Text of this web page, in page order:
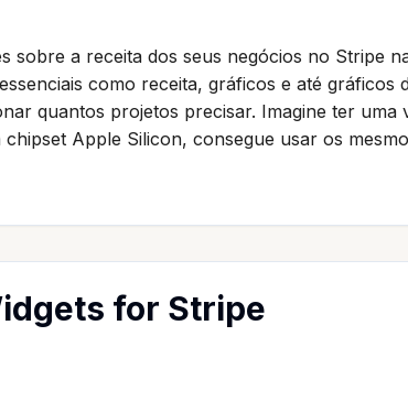
a receita dos seus negócios no Stripe
como receita, gráficos e até gráficos
quantos projetos precisar. Imagine ter
Apple Silicon, consegue usar os
for Stripe